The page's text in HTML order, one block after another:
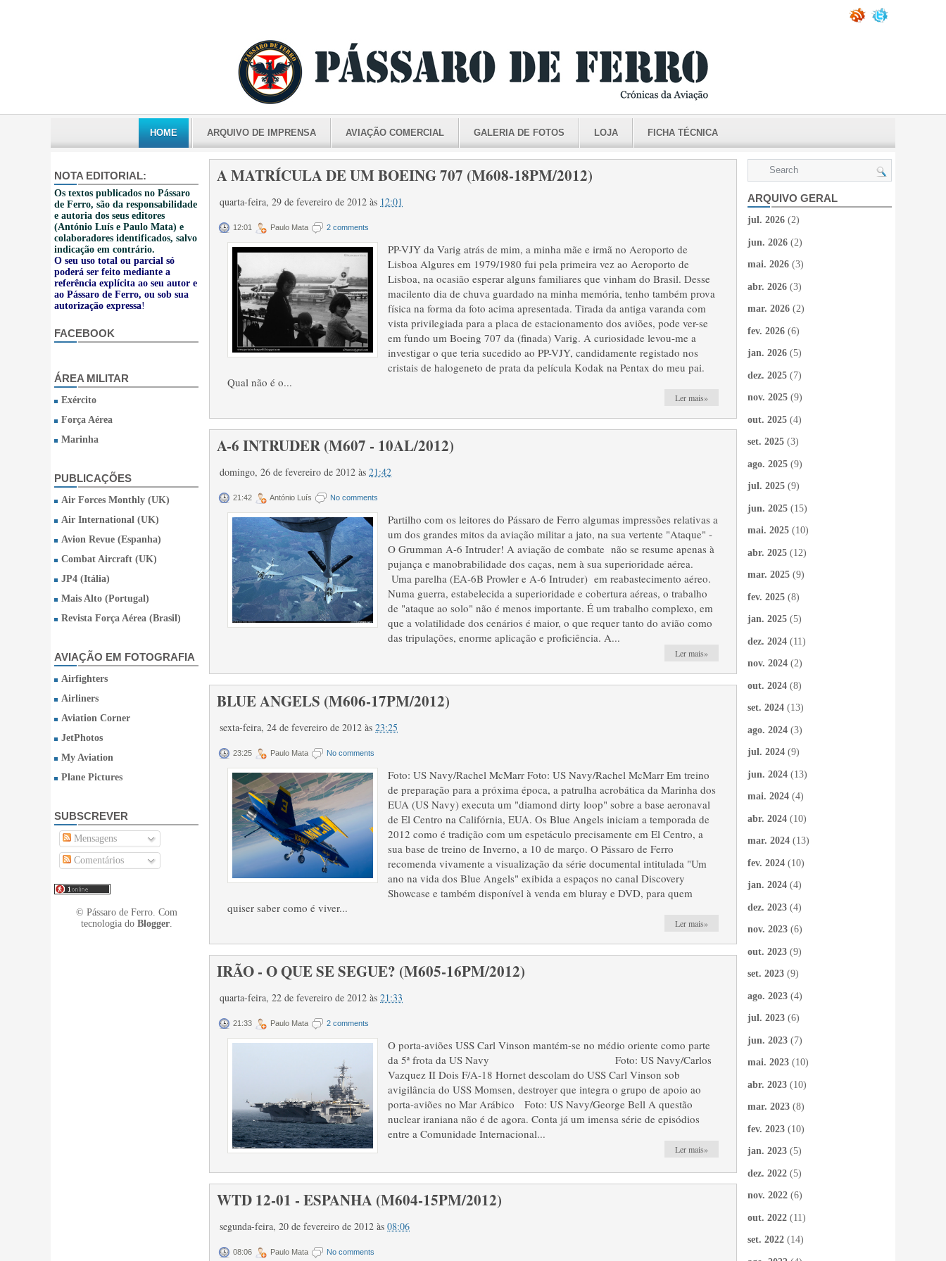
HOME ARQUIVO DE IMPRENSA AVIAÇÃO COMERCIAL GALERIA DE FOTOS LOJA FICHA TÉCNICA
NOTA EDITORIAL:
Os textos publicados no Pássaro
de Ferro, são da responsabilidade
e autoria dos seus editores
(António Luís e Paulo Mata) e
colaboradores identificados, salvo
indicação em contrário.
O seu uso total ou parcial só
poderá ser feito mediante a
referência explícita ao seu autor e
ao Pássaro de Ferro, ou sob sua
autorização expressa!
FACEBOOK
ÁREA MILITAR
Exército
Força Aérea
Marinha
PUBLICAÇÕES
Air Forces Monthly (UK)
Air International (UK)
Avion Revue (Espanha)
Combat Aircraft (UK)
JP4 (Itália)
Mais Alto (Portugal)
Revista Força Aérea (Brasil)
AVIAÇÃO EM FOTOGRAFIA
Airfighters
Airliners
Aviation Corner
JetPhotos
My Aviation
Plane Pictures
SUBSCREVER
Mensagens
Comentários
© Pássaro de Ferro. Com
tecnologia do Blogger.
A MATRÍCULA DE UM BOEING 707 (M608-18PM/2012)
quarta-feira, 29 de fevereiro de 2012 às 12:01
12:01 Paulo Mata 2 comments
PP-VJY da Varig atrás de mim, a minha mãe e irmã no Aeroporto de
Lisboa Algures em 1979/1980 fui pela primeira vez ao Aeroporto de
Lisboa, na ocasião esperar alguns familiares que vinham do Brasil. Desse
macilento dia de chuva guardado na minha memória, tenho também prova
física na forma da foto acima apresentada. Tirada da antiga varanda com
vista privilegiada para a placa de estacionamento dos aviões, pode ver-se
em fundo um Boeing 707 da (finada) Varig. A curiosidade levou-me a
investigar o que teria sucedido ao PP-VJY, candidamente registado nos
cristais de halogeneto de prata da película Kodak na Pentax do meu pai.
Qual não é o...
Ler mais»
A-6 INTRUDER (M607 - 10AL/2012)
domingo, 26 de fevereiro de 2012 às 21:42
21:42 António Luís No comments
Partilho com os leitores do Pássaro de Ferro algumas impressões relativas a
um dos grandes mitos da aviação militar a jato, na sua vertente "Ataque" -
O Grumman A-6 Intruder! A aviação de combate não se resume apenas à
pujança e manobrabilidade dos caças, nem à sua superioridade aérea.
Uma parelha (EA-6B Prowler e A-6 Intruder) em reabastecimento aéreo.
Numa guerra, estabelecida a superioridade e cobertura aéreas, o trabalho
de "ataque ao solo" não é menos importante. É um trabalho complexo, em
que a volatilidade dos cenários é maior, o que requer tanto do avião como
das tripulações, enorme aplicação e proficiência. A...
Ler mais»
BLUE ANGELS (M606-17PM/2012)
sexta-feira, 24 de fevereiro de 2012 às 23:25
23:25 Paulo Mata No comments
Foto: US Navy/Rachel McMarr Foto: US Navy/Rachel McMarr Em treino
de preparação para a próxima época, a patrulha acrobática da Marinha dos
EUA (US Navy) executa um "diamond dirty loop" sobre a base aeronaval
de El Centro na Califórnia, EUA. Os Blue Angels iniciam a temporada de
2012 como é tradição com um espetáculo precisamente em El Centro, a
sua base de treino de Inverno, a 10 de março. O Pássaro de Ferro
recomenda vivamente a visualização da série documental intitulada "Um
ano na vida dos Blue Angels" exibida a espaços no canal Discovery
Showcase e também disponível à venda em bluray e DVD, para quem
quiser saber como é viver...
Ler mais»
IRÃO - O QUE SE SEGUE? (M605-16PM/2012)
quarta-feira, 22 de fevereiro de 2012 às 21:33
21:33 Paulo Mata 2 comments
O porta-aviões USS Carl Vinson mantém-se no médio oriente como parte
da 5ª frota da US Navy Foto: US Navy/Carlos
Vazquez II Dois F/A-18 Hornet descolam do USS Carl Vinson sob
avigilância do USS Momsen, destroyer que integra o grupo de apoio ao
porta-aviões no Mar Arábico Foto: US Navy/George Bell A questão
nuclear iraniana não é de agora. Conta já um imensa série de episódios
entre a Comunidade Internacional...
Ler mais»
WTD 12-01 - ESPANHA (M604-15PM/2012)
segunda-feira, 20 de fevereiro de 2012 às 08:06
08:06 Paulo Mata No comments
ARQUIVO GERAL
jul. 2026 (2)
jun. 2026 (2)
mai. 2026 (3)
abr. 2026 (3)
mar. 2026 (2)
fev. 2026 (6)
jan. 2026 (5)
dez. 2025 (7)
nov. 2025 (9)
out. 2025 (4)
set. 2025 (3)
ago. 2025 (9)
jul. 2025 (9)
jun. 2025 (15)
mai. 2025 (10)
abr. 2025 (12)
mar. 2025 (9)
fev. 2025 (8)
jan. 2025 (5)
dez. 2024 (11)
nov. 2024 (2)
out. 2024 (8)
set. 2024 (13)
ago. 2024 (3)
jul. 2024 (9)
jun. 2024 (13)
mai. 2024 (4)
abr. 2024 (10)
mar. 2024 (13)
fev. 2024 (10)
jan. 2024 (4)
dez. 2023 (4)
nov. 2023 (6)
out. 2023 (9)
set. 2023 (9)
ago. 2023 (4)
jul. 2023 (6)
jun. 2023 (7)
mai. 2023 (10)
abr. 2023 (10)
mar. 2023 (8)
fev. 2023 (10)
jan. 2023 (5)
dez. 2022 (5)
nov. 2022 (6)
out. 2022 (11)
set. 2022 (14)